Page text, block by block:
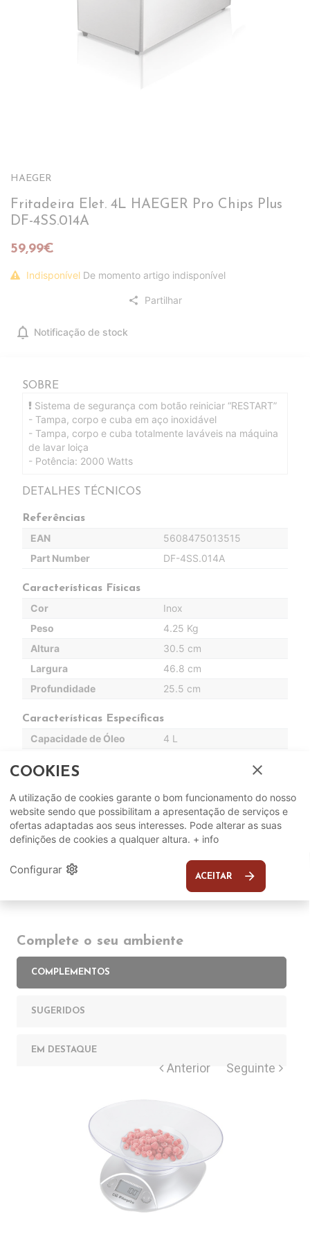
HAEGER
Fritadeira Elet. 4L HAEGER Pro Chips Plus
DF-4SS.014A
59,99€
Indisponível De momento artigo indisponível
share Partilhar
notifications Notificação de stock
SOBRE
Sistema de segurança com botão reiniciar “RESTART”
- Tampa, corpo e cuba em aço inoxidável
- Tampa, corpo e cuba totalmente laváveis na máquina
de lavar loiça
- Potência: 2000 Watts
DETALHES TÉCNICOS
Referências
EAN
5608475013515
Part Number
DF-4SS.014A
Características Físicas
Cor
Inox
Peso
4.25 Kg
Altura
30.5 cm
Largura
46.8 cm
Profundidade
25.5 cm
Características Específicas
Capacidade de Óleo
4 L
Temperatura Regulável Sim
Complete o seu ambiente
COMPLEMENTOS
SUGERIDOS
EM DESTAQUE
COOKIES close
A utilização de cookies garante o bom funcionamento do nosso
website sendo que possibilitam a apresentação de serviços e
ofertas adaptadas aos seus interesses. Pode alterar as suas
definições de cookies a qualquer altura. + info
Configurar settings ACEITAR arrow_forward